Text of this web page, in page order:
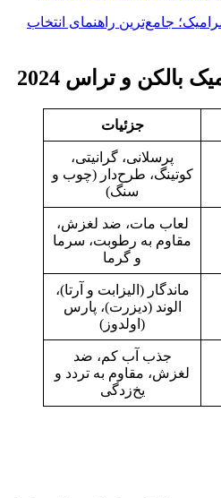
جامع‌ترین راهنمای انتخاب
و تراس 2024
جزئیات
پرسلانی، گرانیتی،
کوتینگ، طرح‌دار (چوب و
سنگ)
لعاب مات، ضد لغزش،
مقاوم به رطوبت، سرما
و گرما
ماندگار (الیزابت و آرتا)،
الوند (دیزرت)، پارس
(اولدوز)
جذب آب کم، ضد
لغزش، مقاوم به تردد و
یخ‌زدگی